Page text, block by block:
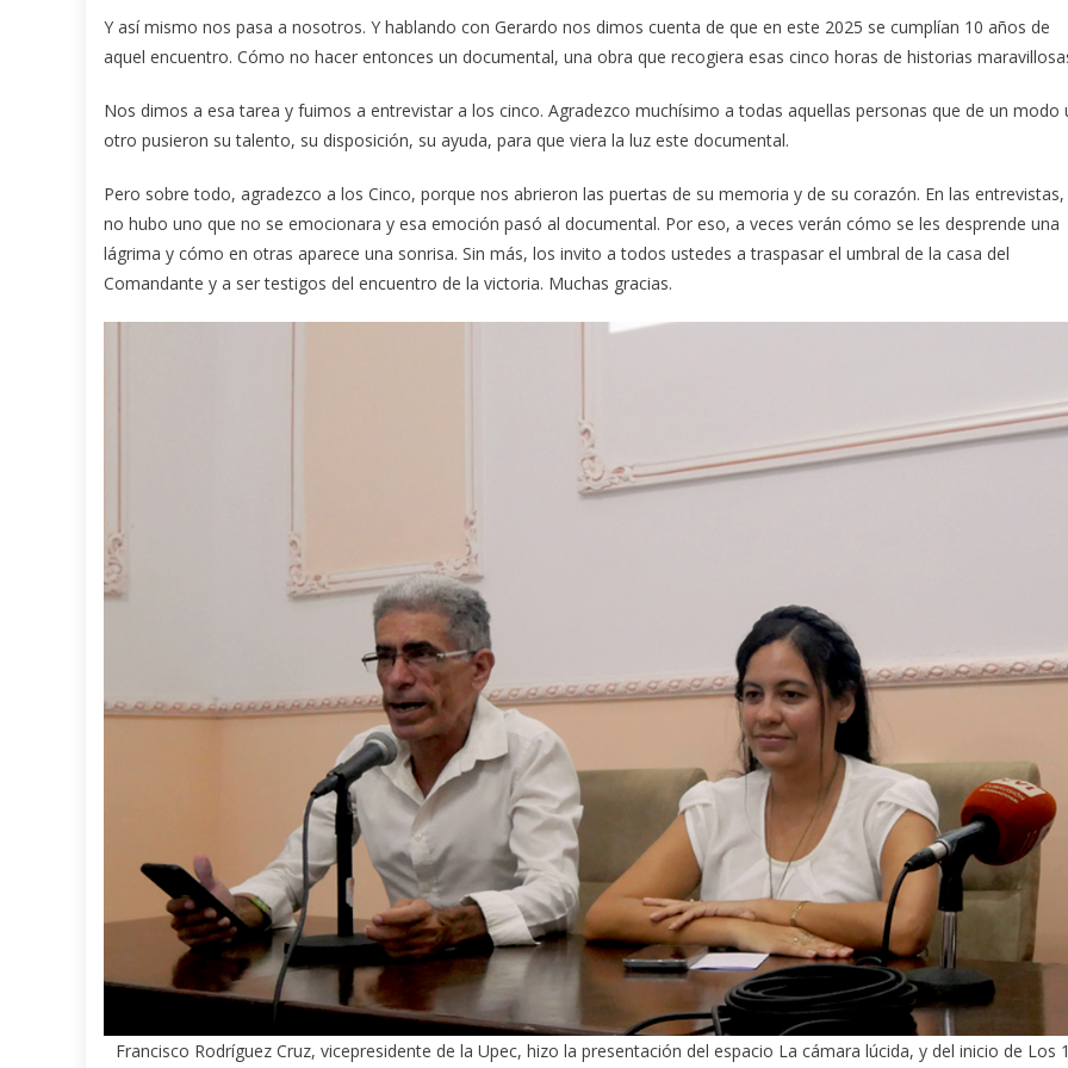
Y así mismo nos pasa a nosotros. Y hablando con Gerardo nos dimos cuenta de que en este 2025 se cumplían 10 años de
aquel encuentro. Cómo no hacer entonces un documental, una obra que recogiera esas cinco horas de historias
Nos dimos a esa tarea y fuimos a entrevistar a los cinco. Agradezco muchísimo a todas aquellas personas que de un modo
otro pusieron su talento, su disposición, su ayuda, para que viera la luz este documental.
Pero sobre todo, agradezco a los Cinco, porque nos abrieron las puertas de su memoria y de su corazón. En las entrevistas,
no hubo uno que no se emocionara y esa emoción pasó al documental. Por eso, a veces verán cómo se les desprende una
lágrima y cómo en otras aparece una sonrisa. Sin más, los invito a todos ustedes a traspasar el umbral de la casa del
Comandante y a ser testigos del encuentro de la victoria. Muchas gracias.
Francisco Rodríguez Cruz, vicepresidente de la Upec, hizo la presentación del espacio La cámara lúcida, y del inicio de Los